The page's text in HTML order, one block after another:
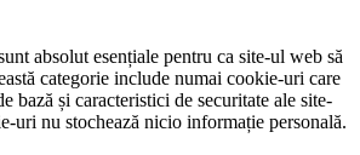
absolut esențiale pentru ca site-ul web să
categorie include numai cookie-uri care
bază și caracteristici de securitate ale site-
uri nu stochează nicio informație personală.